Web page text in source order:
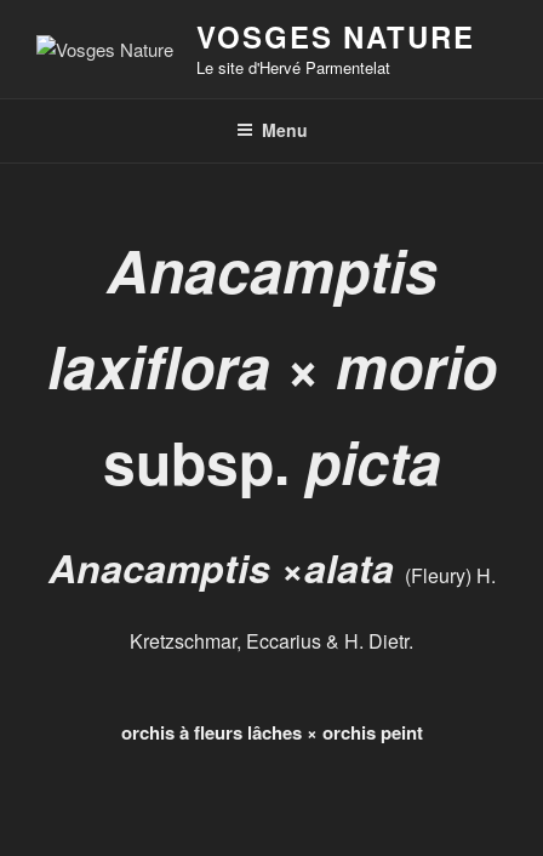
VOSGES NATURE
Le site d'Hervé Parmentelat
Menu
Anacamptis
laxiflora × morio
subsp. picta
Anacamptis×alata (Fleury) H.
Kretzschmar, Eccarius & H. Dietr.
orchis à fleurs lâches × orchis peint